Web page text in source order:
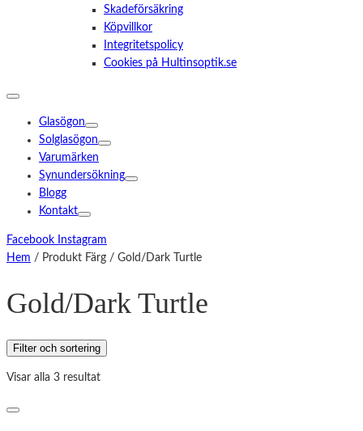
Skadeförsäkring
Köpvillkor
Integritetspolicy
Cookies på Hultinsoptik.se
Glasögon
Solglasögon
Varumärken
Synundersökning
Blogg
Kontakt
Facebook
Instagram
Hem / Produkt Färg / Gold/Dark Turtle
Gold/Dark Turtle
Filter och sortering
Visar alla 3 resultat